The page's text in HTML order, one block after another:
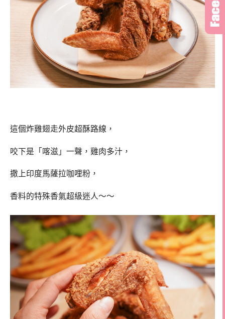
這個炸雞翅走外皮超酥路線，
咬下是「喀滋」一聲，雞肉多汁，
撒上印度馬薩拉咖哩粉，
香料的特殊香氣超級迷人～～